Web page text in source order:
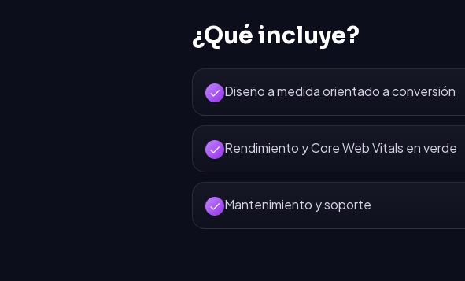
¿Qué incluye?
Diseño a medida orientado a conversión
Rendimiento y Core Web Vitals en verde
Mantenimiento y soporte